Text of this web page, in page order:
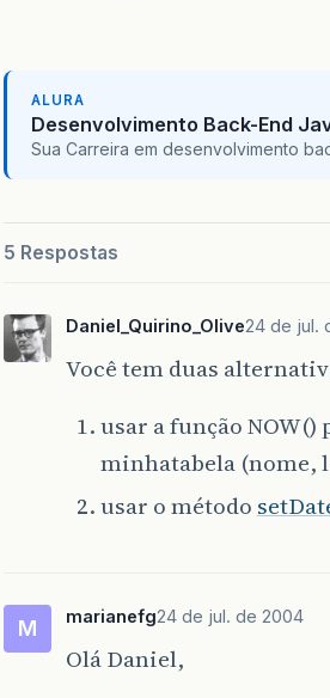
ALURA
Desenvolvimento Back-End
Sua Carreira em desenvolvimento
5 Respostas
Daniel_Quirino_Olive24 de jul.
Você tem duas
usar a função
minhatabela (nome,
usar o método
M marianefg24 de jul. de 2004
Olá Daniel,